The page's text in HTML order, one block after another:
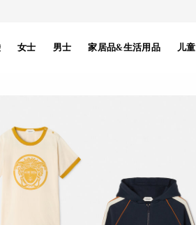
女士 男士 家居品&生活用品 儿童